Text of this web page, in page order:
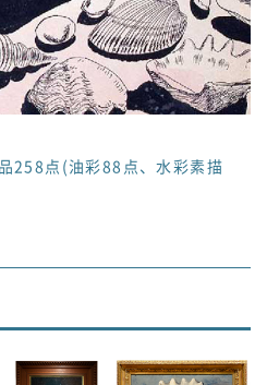
点(油彩88点、水彩素描